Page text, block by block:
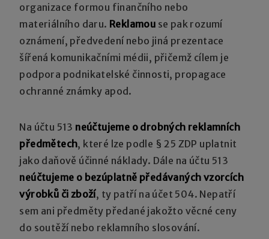
organizace formou finančního nebo
materiálního daru. Reklamou se pak rozumí
oznámení, předvedení nebo jiná prezentace
šířená komunikačními médii, přičemž cílem je
podpora podnikatelské činnosti, propagace
ochranné známky apod.
Na účtu 513 neúčtujeme o drobných reklamních
předmětech, které lze podle § 25 ZDP uplatnit
jako daňově účinné náklady. Dále na účtu 513
neúčtujeme o bezúplatně předávaných vzorcích
výrobků či zboží, ty patří na účet 504. Nepatří
sem ani předměty předané jakožto věcné ceny
do soutěží nebo reklamního slosování.